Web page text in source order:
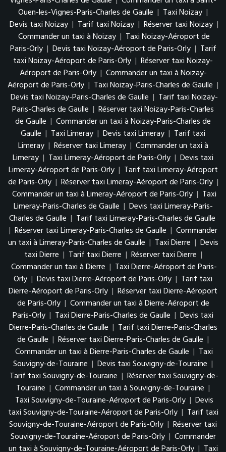
Ouen-les-Vignes-Paris-Charles de Gaulle | Taxi Noizay |
Devis taxi Noizay | Tarif taxi Noizay | Réserver taxi Noizay |
Commander un taxi à Noizay | Taxi Noizay-Aéroport de
Paris-Orly | Devis taxi Noizay-Aéroport de Paris-Orly | Tarif
taxi Noizay-Aéroport de Paris-Orly | Réserver taxi Noizay-
Aéroport de Paris-Orly | Commander un taxi à Noizay-
Aéroport de Paris-Orly | Taxi Noizay-Paris-Charles de Gaulle |
Devis taxi Noizay-Paris-Charles de Gaulle | Tarif taxi Noizay-
Paris-Charles de Gaulle | Réserver taxi Noizay-Paris-Charles
de Gaulle | Commander un taxi à Noizay-Paris-Charles de
Gaulle | Taxi Limeray | Devis taxi Limeray | Tarif taxi
Limeray | Réserver taxi Limeray | Commander un taxi à
Limeray | Taxi Limeray-Aéroport de Paris-Orly | Devis taxi
Limeray-Aéroport de Paris-Orly | Tarif taxi Limeray-Aéroport
de Paris-Orly | Réserver taxi Limeray-Aéroport de Paris-Orly |
Commander un taxi à Limeray-Aéroport de Paris-Orly | Taxi
Limeray-Paris-Charles de Gaulle | Devis taxi Limeray-Paris-
Charles de Gaulle | Tarif taxi Limeray-Paris-Charles de Gaulle
| Réserver taxi Limeray-Paris-Charles de Gaulle | Commander
un taxi à Limeray-Paris-Charles de Gaulle | Taxi Dierre | Devis
taxi Dierre | Tarif taxi Dierre | Réserver taxi Dierre |
Commander un taxi à Dierre | Taxi Dierre-Aéroport de Paris-
Orly | Devis taxi Dierre-Aéroport de Paris-Orly | Tarif taxi
Dierre-Aéroport de Paris-Orly | Réserver taxi Dierre-Aéroport
de Paris-Orly | Commander un taxi à Dierre-Aéroport de
Paris-Orly | Taxi Dierre-Paris-Charles de Gaulle | Devis taxi
Dierre-Paris-Charles de Gaulle | Tarif taxi Dierre-Paris-Charles
de Gaulle | Réserver taxi Dierre-Paris-Charles de Gaulle |
Commander un taxi à Dierre-Paris-Charles de Gaulle | Taxi
Souvigny-de-Touraine | Devis taxi Souvigny-de-Touraine |
Tarif taxi Souvigny-de-Touraine | Réserver taxi Souvigny-de-
Touraine | Commander un taxi à Souvigny-de-Touraine |
Taxi Souvigny-de-Touraine-Aéroport de Paris-Orly | Devis
taxi Souvigny-de-Touraine-Aéroport de Paris-Orly | Tarif taxi
Souvigny-de-Touraine-Aéroport de Paris-Orly | Réserver taxi
Souvigny-de-Touraine-Aéroport de Paris-Orly | Commander
un taxi à Souvigny-de-Touraine-Aéroport de Paris-Orly | Taxi